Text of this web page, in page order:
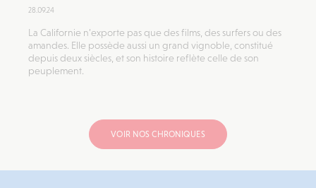
28.09.24
La Californie n’exporte pas que des films, des surfers ou des
amandes. Elle possède aussi un grand vignoble, constitué
depuis deux siècles, et son histoire reflète celle de son
peuplement.
VOIR NOS CHRONIQUES